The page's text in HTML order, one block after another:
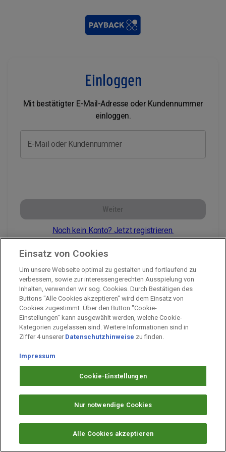
Einloggen
Mit bestätigter E-Mail-Adresse oder Kundennummer
einloggen.
E-Mail oder Kundennummer
Weiter
Noch kein Konto? Jetzt registrieren.
Impressum
Unternehmen
Arbeiten bei PAYBACK
Fragen & Hilfe
Datenschutz
Cookie-Einstellungen
Einsatz von Cookies
Um unsere Webseite optimal zu gestalten und fortlaufend zu
verbessern, sowie zur interessengerechten Ausspielung von
Inhalten, verwenden wir sog. Cookies. Durch Bestätigen des
Buttons "Alle Cookies akzeptieren" wird dem Einsatz von
Cookies zugestimmt. Über den Button "Cookie-
Einstellungen" kann ausgewählt werden, welche Cookie-
Kategorien zugelassen sind. Weitere Informationen sind in
Ziffer 4 unserer Datenschutzhinweise zu finden.
Impressum
Cookie-Einstellungen
Nur notwendige Cookies
Alle Cookies akzeptieren